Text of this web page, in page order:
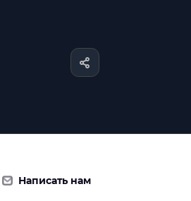
Написать нам